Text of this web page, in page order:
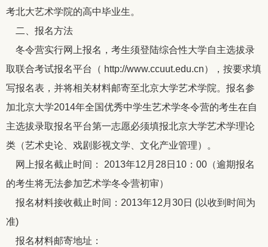
考北大艺术学院的高中毕业生。
二、报名方法
冬令营实行网上报名，考生须登陆综合性大学自主选拔录
取联合考试报名平台（ http://www.ccuut.edu.cn），按要求填
写报名表，并将相关材料邮寄至北京大学艺术学院。报名参
加北京大学2014年全国优秀中学生艺术学冬令营的考生在自
主选拔录取报名平台第一志愿必须填报北京大学艺术学理论
类（艺术史论、戏剧影视文学、文化产业管理）。
网上报名截止时间： 2013年12月28日10：00（逾期报名
的考生将无法参加艺术学冬令营初审）
报名材料接收截止时间：2013年12月30日 (以收到时间为
准)
报名材料邮寄地址：